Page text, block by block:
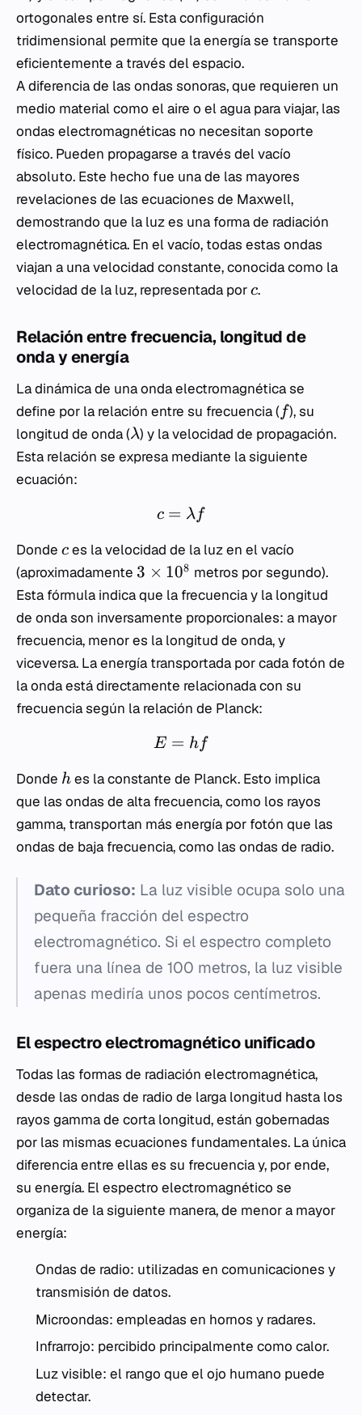
ortogonales entre sí. Esta configuración
tridimensional permite que la energía se transporte
eficientemente a través del espacio.
A diferencia de las ondas sonoras, que requieren un
medio material como el aire o el agua para viajar, las
ondas electromagnéticas no necesitan soporte
físico. Pueden propagarse a través del vacío
absoluto. Este hecho fue una de las mayores
revelaciones de las ecuaciones de Maxwell,
demostrando que la luz es una forma de radiación
electromagnética. En el vacío, todas estas ondas
viajan a una velocidad constante, conocida como la
velocidad de la luz, representada por c.
Relación entre frecuencia, longitud de
onda y energía
La dinámica de una onda electromagnética se
define por la relación entre su frecuencia ( f), su
longitud de onda (λ) y la velocidad de propagación.
Esta relación se expresa mediante la siguiente
ecuación:
c = λ f
Donde c es la velocidad de la luz en el vacío
(aproximadamente 3 × 108 metros por segundo).
Esta fórmula indica que la frecuencia y la longitud
de onda son inversamente proporcionales: a mayor
frecuencia, menor es la longitud de onda, y
viceversa. La energía transportada por cada fotón de
la onda está directamente relacionada con su
frecuencia según la relación de Planck:
E = h f
Donde h es la constante de Planck. Esto implica
que las ondas de alta frecuencia, como los rayos
gamma, transportan más energía por fotón que las
ondas de baja frecuencia, como las ondas de radio.
Dato curioso: La luz visible ocupa solo una
pequeña fracción del espectro
electromagnético. Si el espectro completo
fuera una línea de 100 metros, la luz visible
apenas mediría unos pocos centímetros.
El espectro electromagnético unificado
Todas las formas de radiación electromagnética,
desde las ondas de radio de larga longitud hasta los
rayos gamma de corta longitud, están gobernadas
por las mismas ecuaciones fundamentales. La única
diferencia entre ellas es su frecuencia y, por ende,
su energía. El espectro electromagnético se
organiza de la siguiente manera, de menor a mayor
energía:
Ondas de radio: utilizadas en comunicaciones y
transmisión de datos.
Microondas: empleadas en hornos y radares.
Infrarrojo: percibido principalmente como calor.
Luz visible: el rango que el ojo humano puede
detectar.